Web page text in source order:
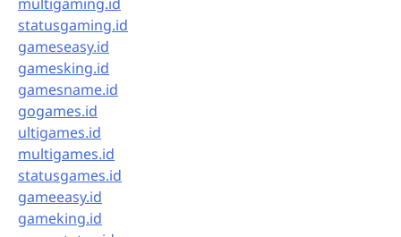
statusgaming.id
gameseasy.id
gamesking.id
gamesname.id
gogames.id
ultigames.id
multigames.id
statusgames.id
gameeasy.id
gameking.id